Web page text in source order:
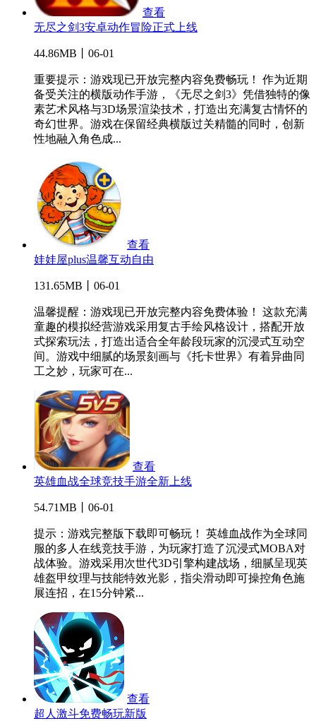
查看
无尽之剑3安卓动作冒险正式上线
44.86MB丨06-01
重要提示：游戏现已开放完整内容免费畅玩！ 作为近期
备受关注的横版动作手游，《无尽之剑3》凭借独特的像
素艺术风格与3D场景渲染技术，打造出充满复古情怀的
奇幻世界。游戏在保留经典横版过关精髓的同时，创新
性地融入角色成...
查看
娃娃屋plus温馨互动自由
131.65MB丨06-01
温馨提醒：游戏现已开放完整内容免费体验！ 这款充满
童趣的模拟经营游戏采用复古手绘风格设计，搭配开放
式探索玩法，打造出适合全年龄段玩家的沉浸式互动空
间。游戏中细腻的场景刻画与《托卡世界》有着异曲同
工之妙，玩家可在...
查看
英雄血战全球竞技手游全新上线
54.71MB丨06-01
提示：游戏完整版下载即可畅玩！ 英雄血战作为全球同
服的多人在线竞技手游，为玩家打造了沉浸式MOBA对
战体验。游戏采用次世代3D引擎构建战场，细腻呈现英
雄盔甲纹理与技能特效光影，指尖滑动即可操控角色施
展连招，在15分钟紧...
查看
超人激斗免费畅玩新版